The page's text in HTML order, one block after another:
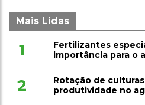
Mais Lidas
1
Fertilizantes
importância para o
2
Rotação de
produtividade no